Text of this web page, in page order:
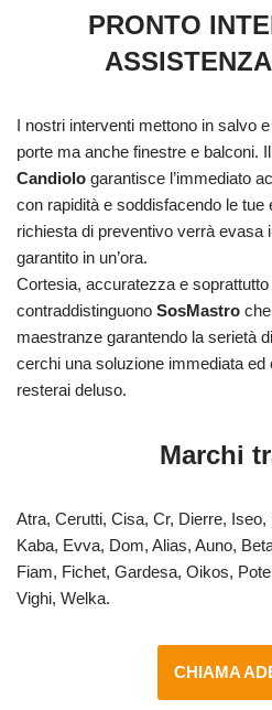
PRONTO
I nostri interventi mettono in salvo
porte ma anche finestre e balconi. Il
Candiolo garantisce l’immediato
con rapidità e soddisfacendo le
richiesta di preventivo verrà evasa
garantito in un’ora.
Cortesia, accuratezza e soprattutto
contraddistinguono SosMastro
maestranze garantendo la serietà
cerchi una soluzione immediata ed
resterai deluso.
Marchi
Atra, Cerutti, Cisa, Cr, Dierre,
Kaba, Evva, Dom, Alias, Auno,
Fiam, Fichet, Gardesa, Oikos,
Vighi, Welka.
CHIAMA